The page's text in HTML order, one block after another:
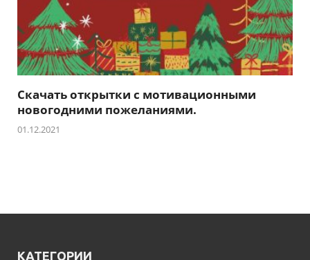
Скачать открытки с мотивационными
новогодними пожеланиями.
01.12.2021
КАТЕГОРИИ